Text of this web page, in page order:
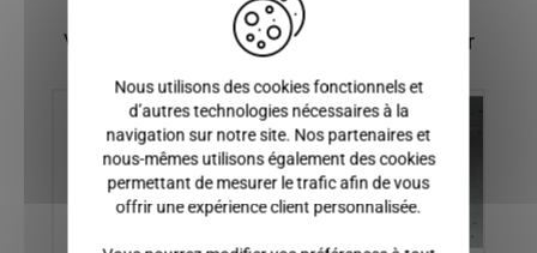
Vous pourriez également être intéressé par
Nous utilisons des cookies fonctionnels et
d’autres technologies nécessaires à la
navigation sur notre site. Nos partenaires et
nous-mêmes utilisons également des cookies
permettant de mesurer le trafic afin de vous
offrir une expérience client personnalisée.